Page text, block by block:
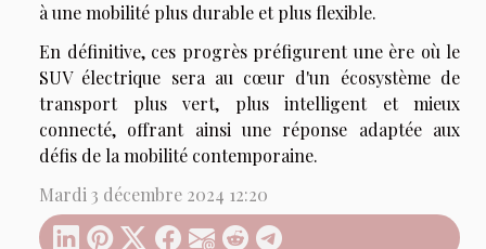
à une mobilité plus durable et plus flexible.
En définitive, ces progrès préfigurent une ère où le
SUV électrique sera au cœur d'un écosystème de
transport plus vert, plus intelligent et mieux
connecté, offrant ainsi une réponse adaptée aux
défis de la mobilité contemporaine.
Mardi 3 décembre 2024 12:20